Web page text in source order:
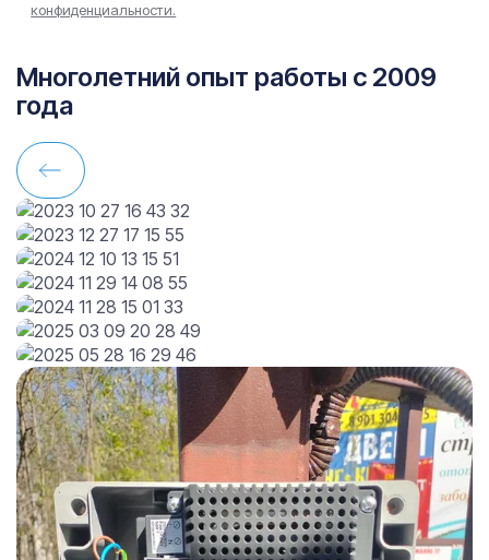
конфиденциальности.
Многолетний опыт работы с 2009
года